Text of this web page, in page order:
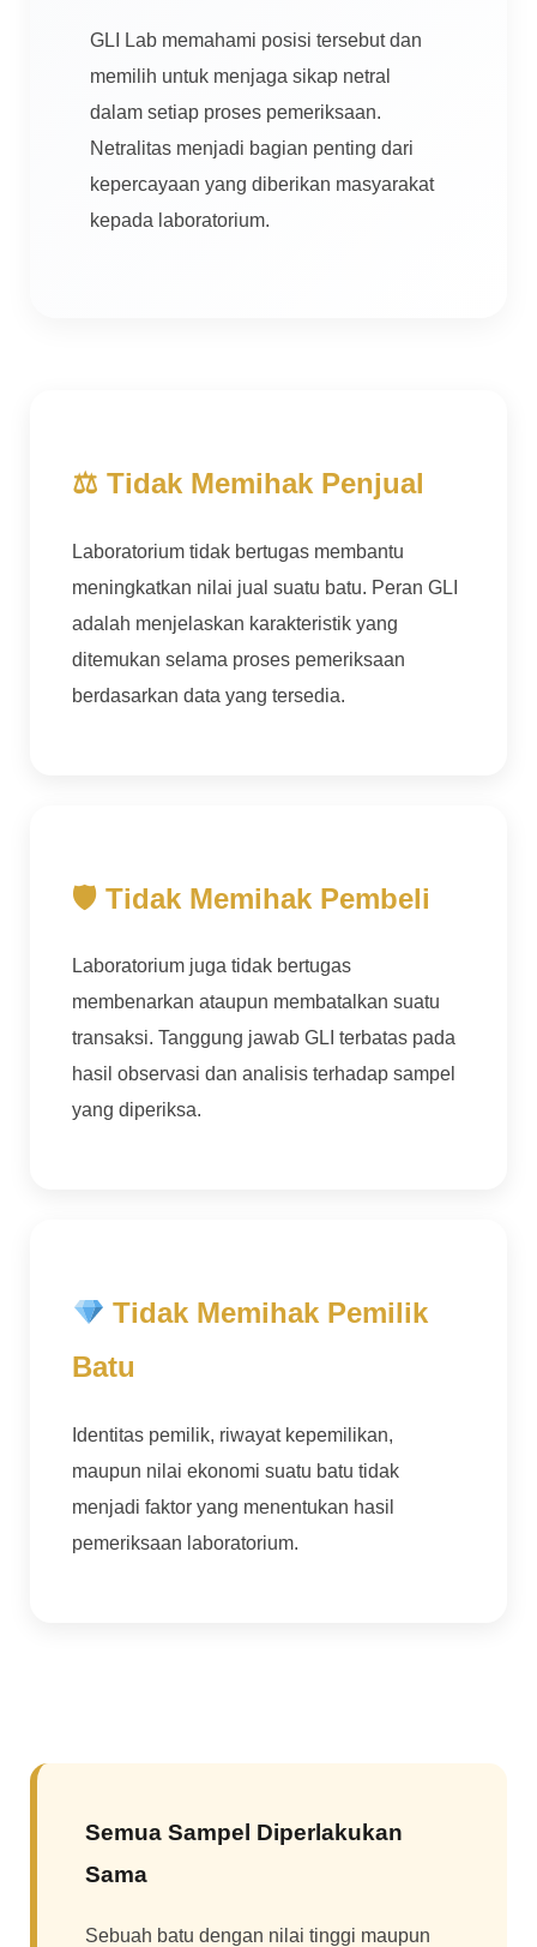
GLI Lab memahami posisi tersebut dan
memilih untuk menjaga sikap netral
dalam setiap proses pemeriksaan.
Netralitas menjadi bagian penting dari
kepercayaan yang diberikan masyarakat
kepada laboratorium.
⚖ Tidak Memihak Penjual
Laboratorium tidak bertugas membantu
meningkatkan nilai jual suatu batu. Peran GLI
adalah menjelaskan karakteristik yang
ditemukan selama proses pemeriksaan
berdasarkan data yang tersedia.
🛡 Tidak Memihak Pembeli
Laboratorium juga tidak bertugas
membenarkan ataupun membatalkan suatu
transaksi. Tanggung jawab GLI terbatas pada
hasil observasi dan analisis terhadap sampel
yang diperiksa.
Tidak Memihak Pemilik
Batu
Identitas pemilik, riwayat kepemilikan,
maupun nilai ekonomi suatu batu tidak
menjadi faktor yang menentukan hasil
pemeriksaan laboratorium.
Semua Sampel Diperlakukan
Sama
Sebuah batu dengan nilai tinggi maupun